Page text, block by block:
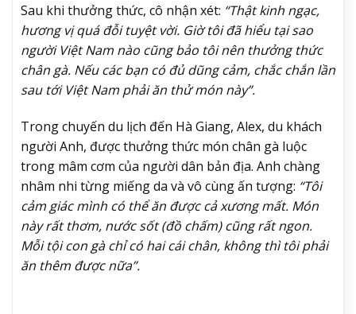
Sau khi thưởng thức, cô nhận xét: “Thật kinh ngạc,
hương vị quá đỗi tuyệt vời. Giờ tôi đã hiểu tại sao
người Việt Nam nào cũng bảo tôi nên thưởng thức
chân gà. Nếu các bạn có đủ dũng cảm, chắc chắn lần
sau tới Việt Nam phải ăn thử món này”.
Trong chuyến du lịch đến Hà Giang, Alex, du khách
người Anh, được thưởng thức món chân gà luộc
trong mâm cơm của người dân bản địa. Anh chàng
nhâm nhi từng miếng da và vô cùng ấn tượng: “Tôi
cảm giác mình có thể ăn được cả xương mất. Món
này rất thơm, nước sốt (đồ chấm) cũng rất ngon.
Mỗi tội con gà chỉ có hai cái chân, không thì tôi phải
ăn thêm được nữa”.